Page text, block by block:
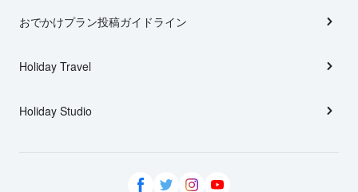
おでかけプラン投稿ガイドライン
Holiday Travel
Holiday Studio